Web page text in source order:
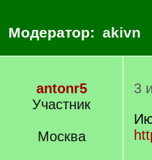
Модератор: akivn
antonr5
Участник
Москва
3